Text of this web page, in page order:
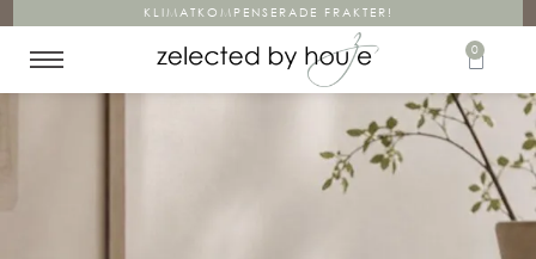
KLIMATKOMPENSERADE FRAKTER!
0